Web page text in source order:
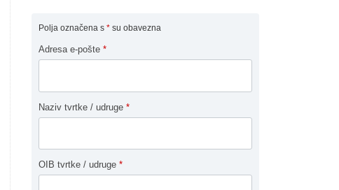
Polja označena s * su obavezna
Adresa e-pošte *
Naziv tvrtke / udruge *
OIB tvrtke / udruge *